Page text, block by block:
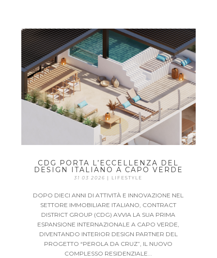
CDG PORTA L’ECCELLENZA DEL
DESIGN ITALIANO A CAPO VERDE
31 03 2026 LIFESTYLE
DOPO DIECI ANNI DI ATTIVITÀ E INNOVAZIONE NEL
SETTORE IMMOBILIARE ITALIANO, CONTRACT
DISTRICT GROUP (CDG) AVVIA LA SUA PRIMA
ESPANSIONE INTERNAZIONALE A CAPO VERDE,
DIVENTANDO INTERIOR DESIGN PARTNER DEL
PROGETTO “PEROLA DA CRUZ”, IL NUOVO
COMPLESSO RESIDENZIALE...